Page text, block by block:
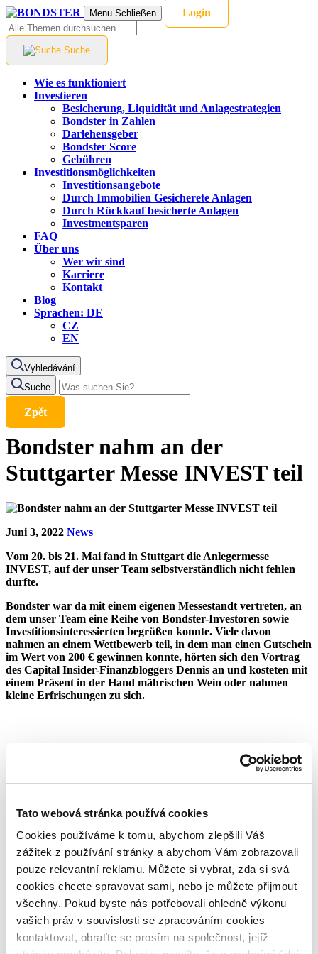
Tato webová stránka používá cookies
Cookies používáme k tomu, abychom zlepšili Váš
zážitek z používání stránky a abychom Vám zobrazovali
pouze relevantní reklamu. Můžete si vybrat, zda si svá
cookies chcete spravovat sami, nebo je můžete přijmout
všechny. Pokud byste nás potřebovali ohledně výkonu
vašich práv v souvislosti se zpracováním cookies
kontaktovat, obraťte se prosím na společnost, jejíž
Menu Schließen Login
Suche
Wie es funktioniert
Investieren
Besicherung, Liquidität und Anlagestrategien
Bondster in Zahlen
Darlehensgeber
Bondster Score
Gebühren
Investitionsmöglichkeiten
Investitionsangebote
Durch Immobilien Gesicherete Anlagen
Durch Rückkauf besicherte Anlagen
Investmentsparen
FAQ
Über uns
Wer wir sind
Karriere
Kontakt
Blog
Sprachen: DE
CZ
EN
Vyhledávání
Suche
Zpět
Bondster nahm an der
Stuttgarter Messe INVEST teil
Juni 3, 2022 News
Vom 20. bis 21. Mai fand in Stuttgart die Anlegermesse
INVEST, auf der unser Team selbstverständlich nicht fehlen
durfte.
Bondster war da mit einem eigenen Messestandt vertreten, an
dem unser Team eine Reihe von Bondster-Investoren sowie
Investitionsinteressierten begrüßen konnte. Viele davon
nahmen an einem Wettbewerb teil, in dem man einen Gutschein
im Wert von 200 € gewinnen konnte, hörten sich den Vortrag
des Capital Insider-Finanzbloggers Dennis an und kosteten mit
einem Präsent in der Hand mährischen Wein oder nahmen
kleine Erfrischungen zu sich.
Unser CEO Pavel Klema antwortete auf Fragen von Investoren
und gab Interviews für unsere Affiliate-Partner. Viele dieser
Partner statteten unserem Messestand einen Besuch ab, um
unsere Spezialistin für Affiliate-Marketing Markéta Mazanová
zu treffen. Gelegenheit dazu hatten sie übrigens auch bei dem
Networking am Freitagabend, an dem sämtliche in Stuttgart
anwesenden Bondster-Mitarbeiter teilnahmen.
Des Weiteren wollen wir in diesem Artikel auch die zwei